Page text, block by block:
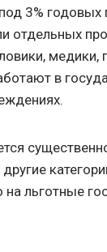
3% годовых
отдельных
медики,
в
на льготные